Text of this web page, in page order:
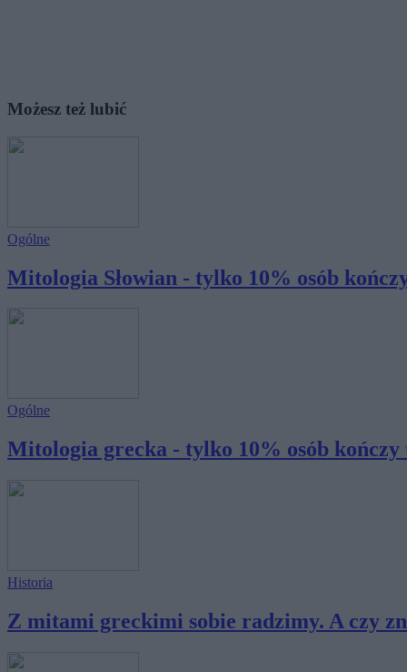
Możesz też lubić
Ogólne
Mitologia Słowian - tylko 10% osób
Ogólne
Mitologia grecka - tylko 10% osób kończy
Historia
Z mitami greckimi sobie radzimy. A czy